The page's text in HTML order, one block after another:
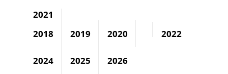
2021
2018
2019 2020 2022
2024 2025 2026